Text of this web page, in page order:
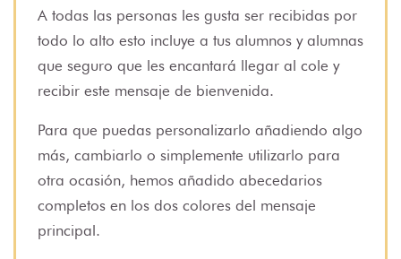
A todas las personas les gusta ser recibidas por
todo lo alto esto incluye a tus alumnos y alumnas
que seguro que les encantará llegar al cole y
recibir este mensaje de bienvenida.
Para que puedas personalizarlo añadiendo algo
más, cambiarlo o simplemente utilizarlo para
otra ocasión, hemos añadido abecedarios
completos en los dos colores del mensaje
principal.